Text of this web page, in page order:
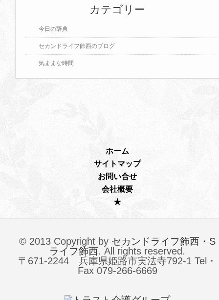
カテゴリー
今日の辞典
セカンドライフ飾西のブログ
気ままな時間
ホーム
サイトマップ
お問い合せ
会社概要
★
© 2013 Copyright by セカンドライフ飾西・S
ライフ飾西. All rights reserved.
〒671-2244 兵庫県姫路市実法寺792-1 Tel・
Fax 079-266-6669